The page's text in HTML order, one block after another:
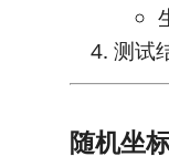
测试
随机坐